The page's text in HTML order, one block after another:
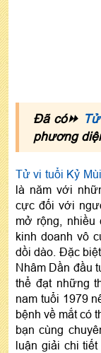
Đã có⏩
phương
Tử vi tuổi Kỷ
là năm với
cực đối với
mở rộng, nhiều
kinh doanh vô
dồi dào. Đặc
Nhâm Dần đầu
thể đạt những
nam tuổi 1979
bệnh về mắt có
bạn cùng
luận giải chi